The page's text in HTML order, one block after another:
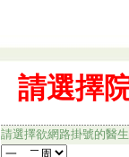
請選擇欲網路掛號的醫生